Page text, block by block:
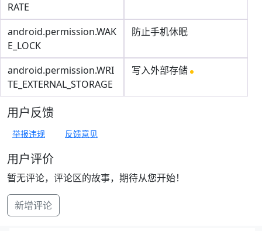
RATE
android.permission.WAK
E_LOCK
防止手机休眠
android.permission.WRI
TE_EXTERNAL_STORAGE
写入外部存储
用户反馈
举报违规 反馈意见
用户评价
暂无评论，评论区的故事，期待从您开始！
新增评论